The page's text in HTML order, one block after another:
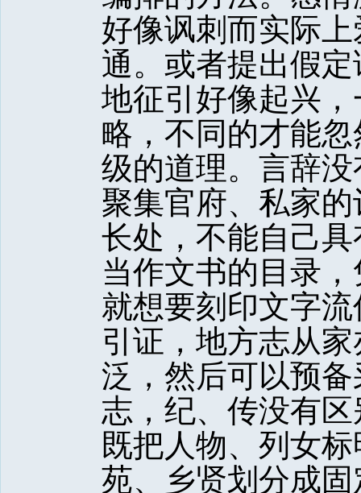
好像讽刺而实际
通。或者提出假
地征引好像起兴
略，不同的才能
级的道理。言辞
聚集官府、私家
长处，不能自己
当作文书的目录
就想要刻印文字
引证，地方志从
泛，然后可以预
志，纪、传没有
既把人物、列女
苑、乡贤划分成